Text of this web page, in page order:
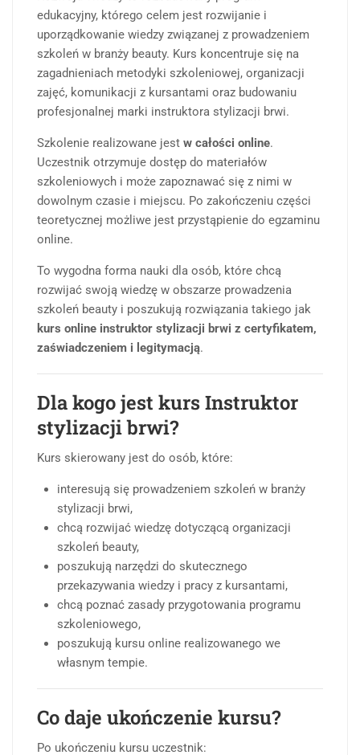
edukacyjny, którego celem jest rozwijanie i
uporządkowanie wiedzy związanej z prowadzeniem
szkoleń w branży beauty. Kurs koncentruje się na
zagadnieniach metodyki szkoleniowej, organizacji
zajęć, komunikacji z kursantami oraz budowaniu
profesjonalnej marki instruktora stylizacji brwi.
Szkolenie realizowane jest w całości online.
Uczestnik otrzymuje dostęp do materiałów
szkoleniowych i może zapoznawać się z nimi w
dowolnym czasie i miejscu. Po zakończeniu części
teoretycznej możliwe jest przystąpienie do egzaminu
online.
To wygodna forma nauki dla osób, które chcą
rozwijać swoją wiedzę w obszarze prowadzenia
szkoleń beauty i poszukują rozwiązania takiego jak
kurs online instruktor stylizacji brwi z certyfikatem,
zaświadczeniem i legitymacją.
Dla kogo jest kurs Instruktor
stylizacji brwi?
Kurs skierowany jest do osób, które:
interesują się prowadzeniem szkoleń w branży
stylizacji brwi,
chcą rozwijać wiedzę dotyczącą organizacji
szkoleń beauty,
poszukują narzędzi do skutecznego
przekazywania wiedzy i pracy z kursantami,
chcą poznać zasady przygotowania programu
szkoleniowego,
poszukują kursu online realizowanego we
własnym tempie.
Co daje ukończenie kursu?
Po ukończeniu kursu uczestnik: